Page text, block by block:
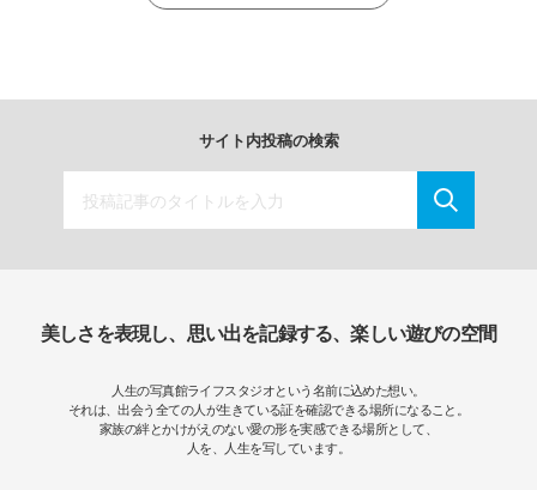
サイト内投稿の検索
美しさを表現し、思い出を記録する、楽しい遊びの空間
人生の写真館ライフスタジオという名前に込めた想い。
それは、出会う全ての人が生きている証を確認できる場所になること。
家族の絆とかけがえのない愛の形を実感できる場所として、
人を、人生を写しています。